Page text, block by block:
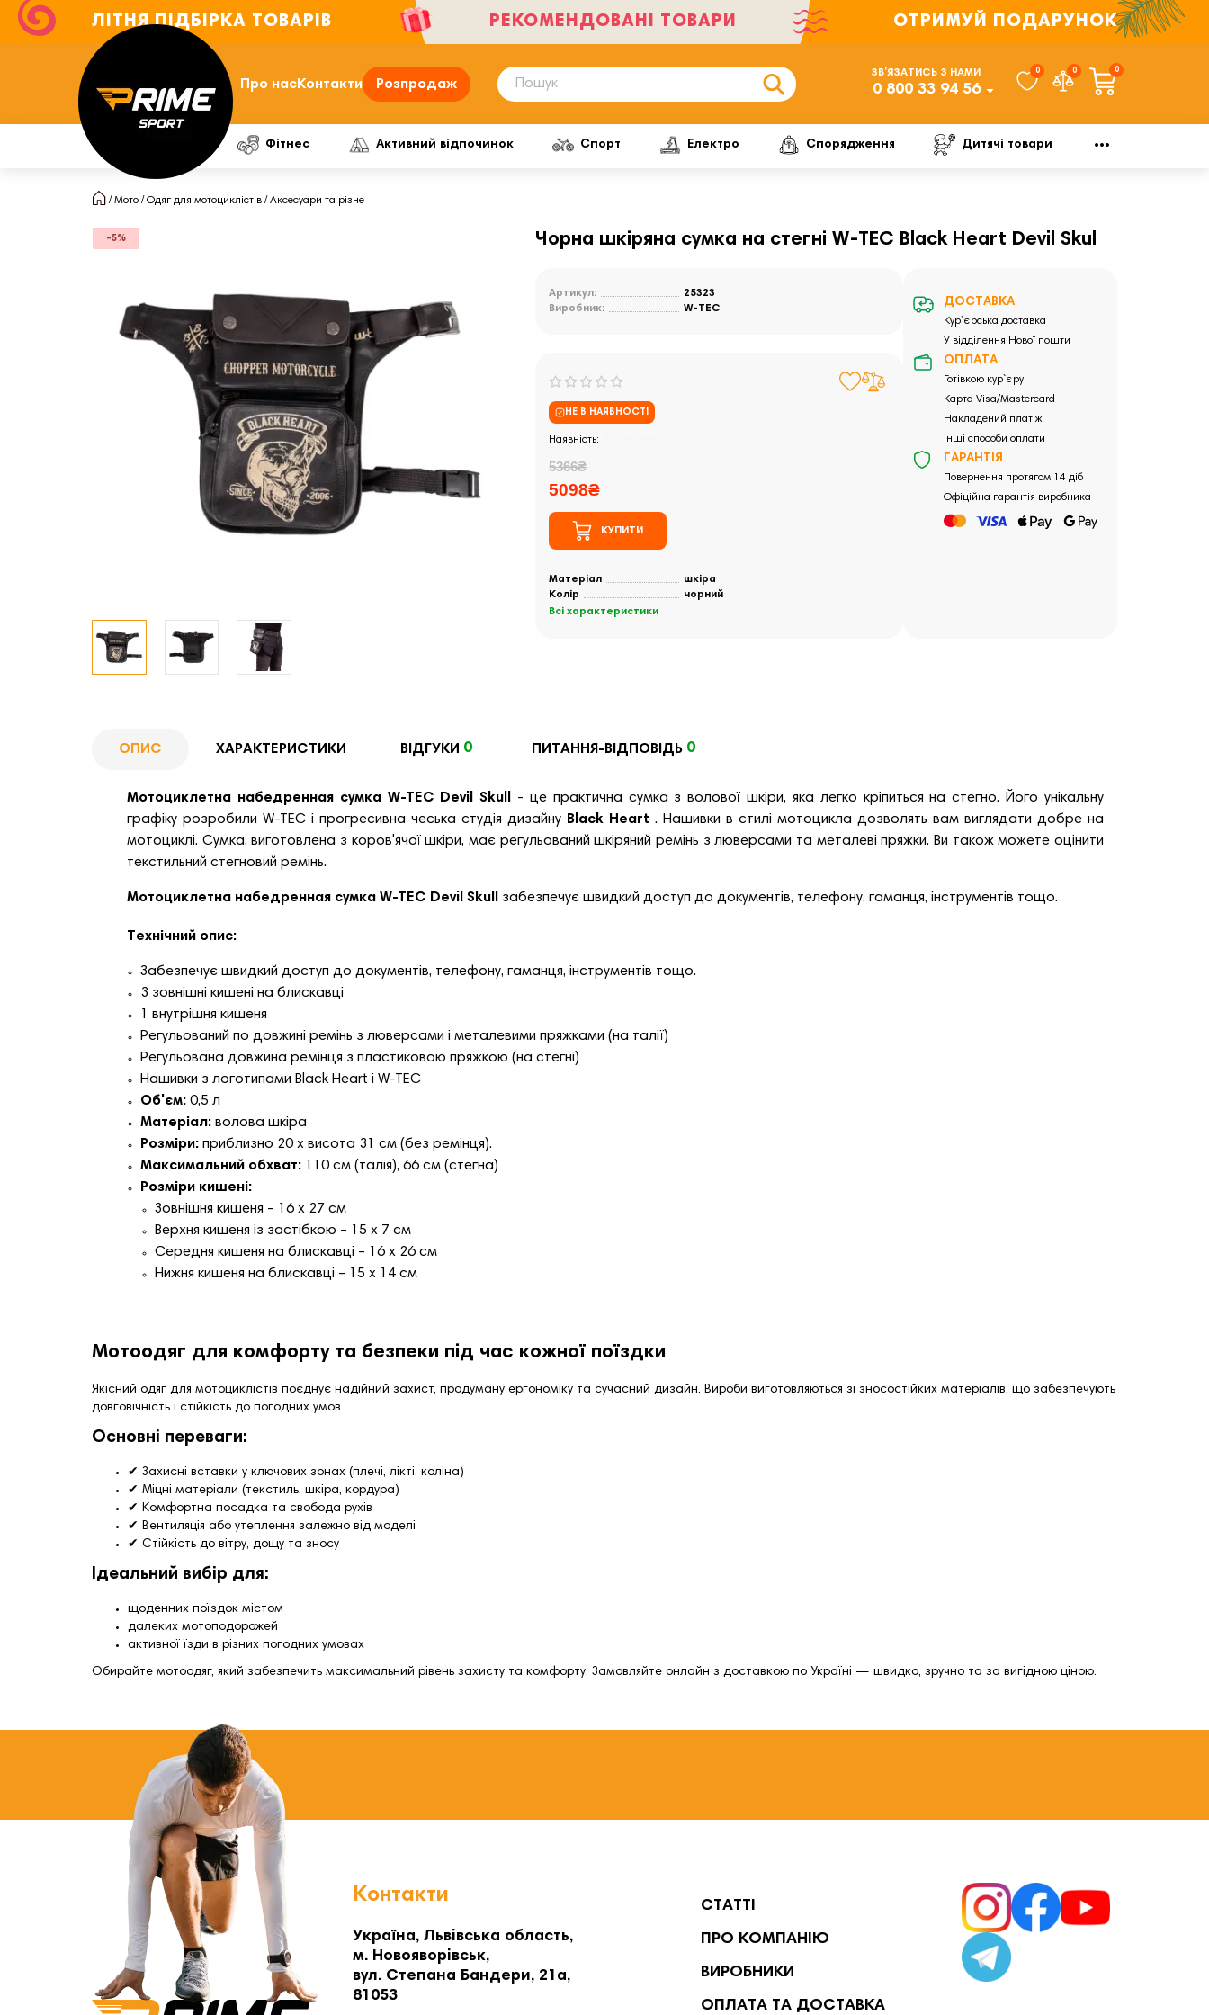
ЛІТНЯ ПІДБІРКА ТОВАРІВ РЕКОМЕНДОВАНІ ТОВАРИ ОТРИМУЙ ПОДАРУНОК
Про насКонтакти Розпродаж
ЗВ’ЯЗАТИСЬ З НАМИ
0 800 33 94 56
0 0 0
Фітнес Активний відпочинок Спорт Електро Спорядження Дитячі товари
Мото Одяг для мотоциклістів Аксесуари та різне
-5% Чорна шкіряна сумка на стегні W-TEC Black Heart Devil Skul
Артикул:
25323
Виробник:
W-TEC
НЕ В НАЯВНОСТІ
5366₴
5098₴
КУПИТИ
Матеріал
шкіра
Колір
чорний
Всі характеристики
ДОСТАВКА
Кур`єрська доставка
У відділення Нової пошти
ОПЛАТА
Готівкою кур`єру
Карта Visa/Mastercard
Накладений платіж
Інші способи оплати
ГАРАНТІЯ
Повернення протягом 14 діб
Офіційна гарантія виробника
ОПИС ХАРАКТЕРИСТИКИ ВІДГУКИ 0 ПИТАННЯ-ВІДПОВІДЬ 0
Мотоциклетна набедренная сумка W-TEC Devil Skull
- це практична сумка з волової шкіри, яка легко кріпиться на стегно. Його унікальну
графіку розробили W-TEC і прогресивна чеська студія дизайну Black Heart . Нашивки в стилі мотоцикла дозволять вам виглядати добре на
мотоциклі. Сумка, виготовлена ​​з коров'ячої шкіри, має регульований шкіряний ремінь з люверсами та металеві пряжки. Ви також можете оцінити
текстильний стегновий ремінь.
Мотоциклетна набедренная сумка W-TEC Devil Skull забезпечує швидкий доступ до документів, телефону, гаманця, інструментів тощо.
Технічний опис:
Забезпечує швидкий доступ до документів, телефону, гаманця, інструментів тощо.
3 зовнішні кишені на блискавці
1 внутрішня кишеня
Регульований по довжині ремінь з люверсами і металевими пряжками (на талії)
Регульована довжина ремінця з пластиковою пряжкою (на стегні)
Нашивки з логотипами Black Heart і W-TEC
Об'єм: 0,5 л
Матеріал: волова шкіра
Розміри: приблизно 20 х висота 31 см (без ремінця).
Максимальний обхват: 110 см (талія), 66 см (стегна)
Розміри кишені:
Зовнішня кишеня – 16 х 27 см
Верхня кишеня із застібкою – 15 х 7 см
Середня кишеня на блискавці – 16 х 26 см
Нижня кишеня на блискавці – 15 х 14 см
Мотоодяг для комфорту та безпеки під час кожної поїздки
Якісний одяг для мотоциклістів поєднує надійний захист, продуману ергономіку та сучасний дизайн. Вироби виготовляються зі зносостійких матеріалів, що забезпечують
довговічність і стійкість до погодних умов.
Основні переваги:
✔ Захисні вставки у ключових зонах (плечі, лікті, коліна)
✔ Міцні матеріали (текстиль, шкіра, кордура)
✔ Комфортна посадка та свобода рухів
✔ Вентиляція або утеплення залежно від моделі
✔ Стійкість до вітру, дощу та зносу
Ідеальний вибір для:
щоденних поїздок містом
далеких мотоподорожей
активної їзди в різних погодних умовах
Обирайте мотоодяг, який забезпечить максимальний рівень захисту та комфорту. Замовляйте онлайн з доставкою по Україні — швидко, зручно та за вигідною ціною.
Контакти
Україна, Львівська область,
м. Новояворівськ,
вул. Степана Бандери, 21а,
81053
СТАТТІ
ПРО КОМПАНІЮ
ВИРОБНИКИ
ОПЛАТА ТА ДОСТАВКА